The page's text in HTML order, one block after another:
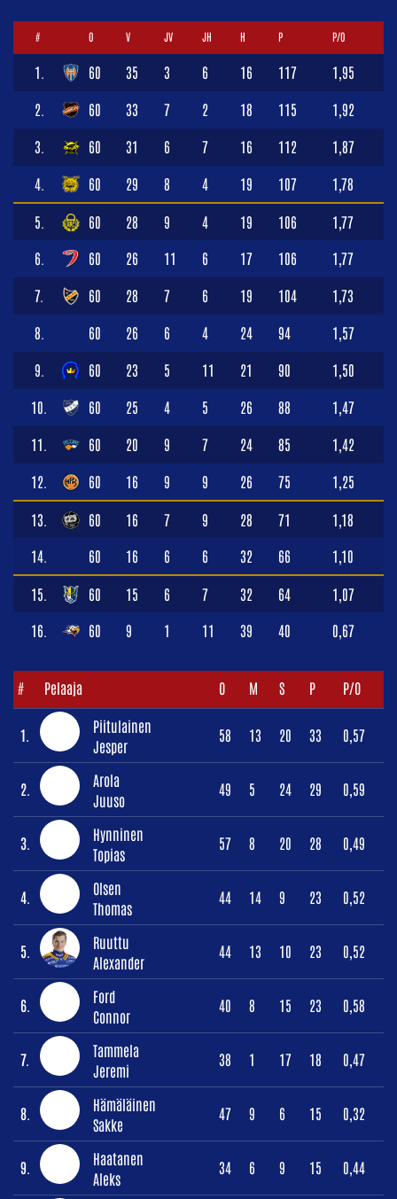
# O V JV JH H P P/O
1. 60 35 3 6 16 117 1,95
2. 60 33 7 2 18 115 1,92
3. 60 31 6 7 16 112 1,87
4. 60 29 8 4 19 107 1,78
5. 60 28 9 4 19 106 1,77
6. 60 26 11 6 17 106 1,77
7. 60 28 7 6 19 104 1,73
8. 60 26 6 4 24 94 1,57
9. 60 23 5 11 21 90 1,50
10. 60 25 4 5 26 88 1,47
11. 60 20 9 7 24 85 1,42
12. 60 16 9 9 26 75 1,25
13. 60 16 7 9 28 71 1,18
14. 60 16 6 6 32 66 1,10
15. 60 15 6 7 32 64 1,07
16. 60 9 1 11 39 40 0,67
# Pelaaja O M S P P/O
1.
Piitulainen
Jesper
58 13 20 33 0,57
2.
Arola
Juuso
49 5 24 29 0,59
3.
Hynninen
Topias
57 8 20 28 0,49
4.
Olsen
Thomas
44 14 9 23 0,52
5.
Ruuttu
Alexander
44 13 10 23 0,52
6.
Ford
Connor
40 8 15 23 0,58
7.
Tammela
Jeremi
38 1 17 18 0,47
8.
Hämäläinen
Sakke
47 9 6 15 0,32
9.
Haatanen
Aleks
34 6 9 15 0,44